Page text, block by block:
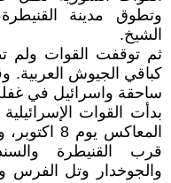
وتطوق مدينة
الشيخ.
ثم توقفت القوات ولم
كباقي الجيوش العربية.
ساحقة واسرائيل في
بدأت القوات
المعاكس
قرب القنيطرة
والجوخدار وتل الفرس